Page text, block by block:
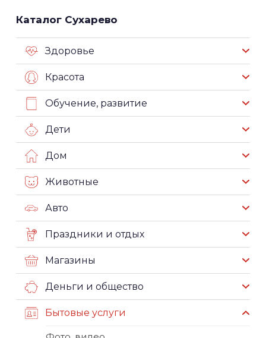
Каталог Сухарево
Здоровье
Красота
Обучение, развитие
Дети
Дом
Животные
Авто
Праздники и отдых
Магазины
Деньги и общество
Бытовые услуги